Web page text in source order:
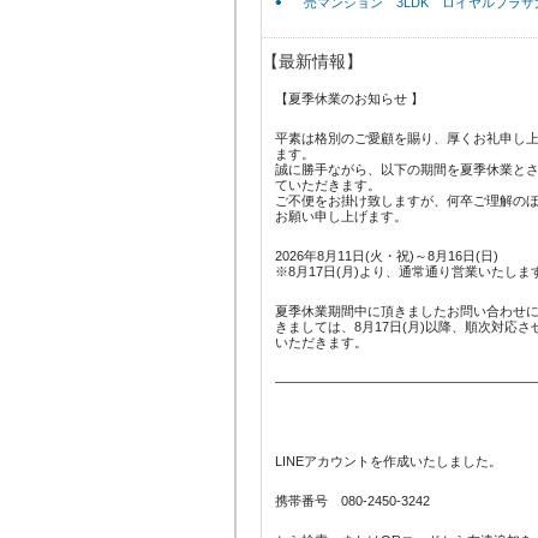
【最新情報】
【夏季休業のお知らせ 】
平素は格別のご愛顧を賜り、厚くお礼申し
ます。
誠に勝手ながら、以下の期間を夏季休業と
ていただきます。
ご不便をお掛け致しますが、何卒ご理解の
お願い申し上げます。
2026年8月11日(火・祝)～8月16日(日)
※8月17日(月)より、通常通り営業いたしま
夏季休業期間中に頂きましたお問い合わせ
きましては、8月17日(月)以降、順次対応さ
いただきます。
————————————————————
LINEアカウントを作成いたしました。
携帯番号 080-2450-3242